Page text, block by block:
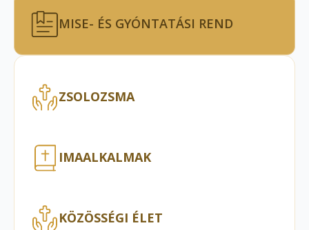
MISE- ÉS GYÓNTATÁSI REND
ZSOLOZSMA
IMAALKALMAK
KÖZÖSSÉGI ÉLET